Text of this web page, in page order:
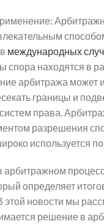
международных
спора находятся в
арбитража может
границы и
права.
разрешения
используется
определяет
этой новости мы
решение в